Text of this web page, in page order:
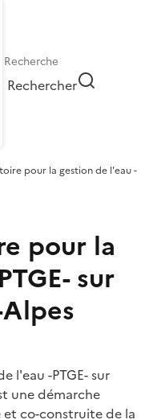
Rechercher
pour la gestion de l'eau -
pour la
sur
l'eau -PTGE- sur
une démarche
co-construite de la